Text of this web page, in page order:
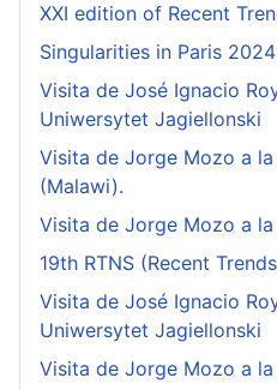
XXI edition of Recent
Singularities in Paris 2024
Visita de José Ignacio
Uniwersytet Jagiellonski
Visita de Jorge Mozo a
(Malawi).
Visita de Jorge Mozo a la
19th RTNS (Recent
Visita de José Ignacio
Uniwersytet Jagiellonski
Visita de Jorge Mozo a